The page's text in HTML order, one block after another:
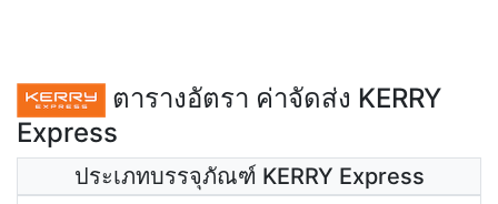
ตารางอัตรา ค่าจัดส่ง KERRY
Express
ประเภทบรรจุภัณฑ์ KERRY Express